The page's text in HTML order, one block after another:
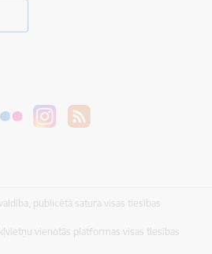
publicētā satura visas tiesības
vienotās platformas visas tiesības